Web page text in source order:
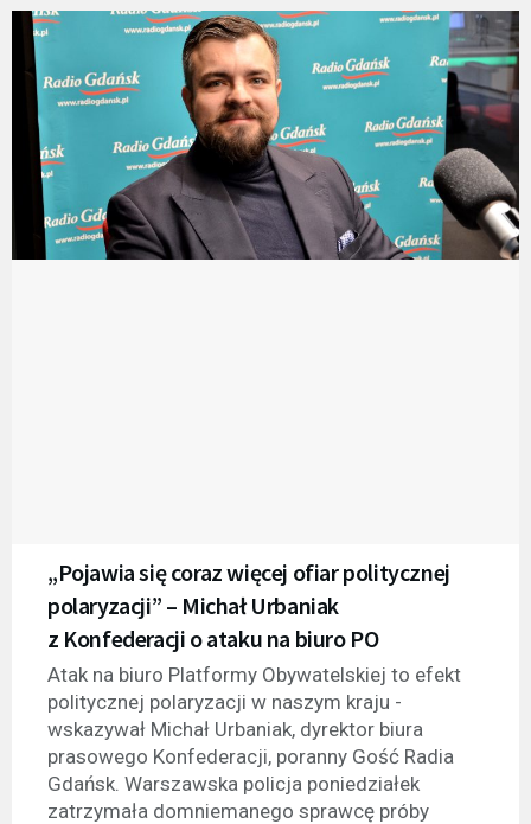
„Pojawia się coraz więcej ofiar politycznej
polaryzacji” – Michał Urbaniak
z Konfederacji o ataku na biuro PO
Atak na biuro Platformy Obywatelskiej to efekt
politycznej polaryzacji w naszym kraju -
wskazywał Michał Urbaniak, dyrektor biura
prasowego Konfederacji, poranny Gość Radia
Gdańsk. Warszawska policja poniedziałek
zatrzymała domniemanego sprawcę próby